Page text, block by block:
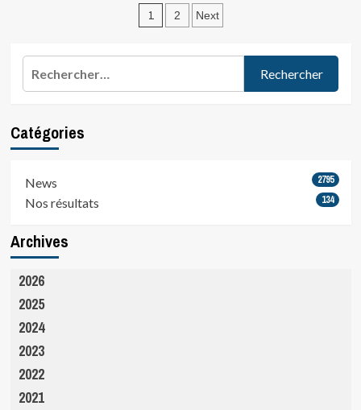
son
nom…
Pagination
1 2 Next
Catégories
News 2795
Nos résultats 134
Archives
2026
2025
2024
2023
2022
2021